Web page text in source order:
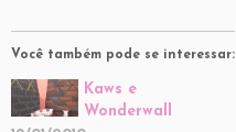
Você também pode se interessar:
Kaws e
Wonderwall